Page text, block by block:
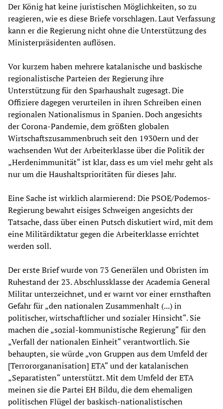
Der König hat keine juristischen Möglichkeiten, so zu
reagieren, wie es diese Briefe vorschlagen. Laut Verfassung
kann er die Regierung nicht ohne die Unterstützung des
Ministerpräsidenten auflösen.
Vor kurzem haben mehrere katalanische und baskische
regionalistische Parteien der Regierung ihre
Unterstützung für den Sparhaushalt zugesagt. Die
Offiziere dagegen verurteilen in ihren Schreiben einen
regionalen Nationalismus in Spanien. Doch angesichts
der Corona-Pandemie, dem größten globalen
Wirtschaftszusammenbruch seit den 1930ern und der
wachsenden Wut der Arbeiterklasse über die Politik der
„Herdenimmunität“ ist klar, dass es um viel mehr geht als
nur um die Haushaltsprioritäten für dieses Jahr.
Eine Sache ist wirklich alarmierend: Die PSOE/Podemos-
Regierung bewahrt eisiges Schweigen angesichts der
Tatsache, dass über einen Putsch diskutiert wird, mit dem
eine Militärdiktatur gegen die Arbeiterklasse errichtet
werden soll.
Der erste Brief wurde von 73 Generälen und Obristen im
Ruhestand der 23. Abschlussklasse der Academia General
Militar unterzeichnet, und er warnt vor einer ernsthaften
Gefahr für „den nationalen Zusammenhalt (...) in
politischer, wirtschaftlicher und sozialer Hinsicht“. Sie
machen die „sozial-kommunistische Regierung“ für den
„Verfall der nationalen Einheit“ verantwortlich. Sie
behaupten, sie würde „von Gruppen aus dem Umfeld der
[Terrororgananisation] ETA“ und der katalanischen
„Separatisten“ unterstützt. Mit dem Umfeld der ETA
meinen sie die Partei EH Bildu, die dem ehemaligen
politischen Flügel der baskisch-nationalistischen